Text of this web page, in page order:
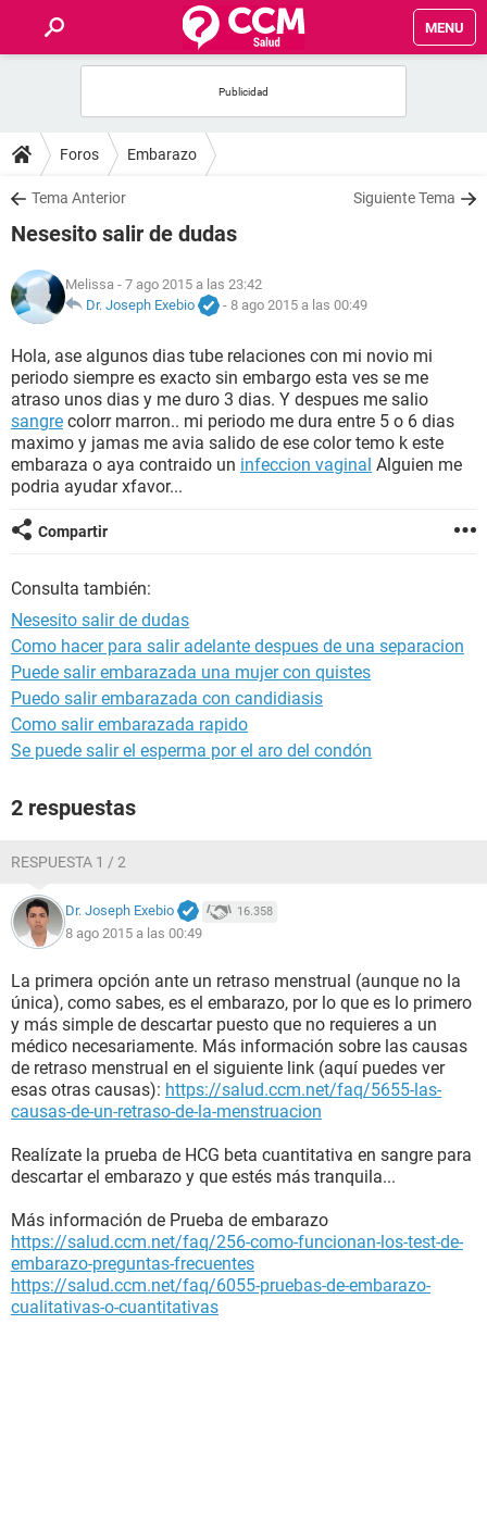
MENU
FOROS
SALUD
NUTRICIÓN
BIENESTAR
SEXUALIDAD
GLOSARIO
Foros Embarazo
Tema Anterior Siguiente Tema
Nesesito salir de dudas
Melissa - 7 ago 2015 a las 23:42
Dr. Joseph Exebio
- 8 ago 2015 a las 00:49
Hola, ase algunos dias tube relaciones con mi novio mi
periodo siempre es exacto sin embargo esta ves se me
atraso unos dias y me duro 3 dias. Y despues me salio
sangre colorr marron.. mi periodo me dura entre 5 o 6 dias
maximo y jamas me avia salido de ese color temo k este
embaraza o aya contraido un infeccion vaginal Alguien me
podria ayudar xfavor...
Compartir
Consulta también:
Nesesito salir de dudas
Como hacer para salir adelante despues de una separacion
Puede salir embarazada una mujer con quistes
Puedo salir embarazada con candidiasis
Como salir embarazada rapido
Se puede salir el esperma por el aro del condón
2 respuestas
RESPUESTA 1 / 2
Dr. Joseph Exebio 16.358
8 ago 2015 a las 00:49
La primera opción ante un retraso menstrual (aunque no la
única), como sabes, es el embarazo, por lo que es lo primero
y más simple de descartar puesto que no requieres a un
médico necesariamente. Más información sobre las causas
de retraso menstrual en el siguiente link (aquí puedes ver
esas otras causas): https://salud.ccm.net/faq/5655-las-
causas-de-un-retraso-de-la-menstruacion
Realízate la prueba de HCG beta cuantitativa en sangre para
descartar el embarazo y que estés más tranquila...
Más información de Prueba de embarazo
https://salud.ccm.net/faq/256-como-funcionan-los-test-de-
embarazo-preguntas-frecuentes
https://salud.ccm.net/faq/6055-pruebas-de-embarazo-
cualitativas-o-cuantitativas